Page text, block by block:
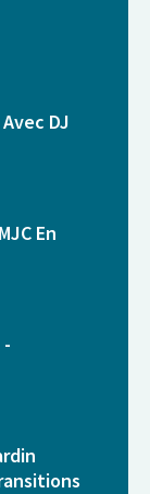
DJ
En